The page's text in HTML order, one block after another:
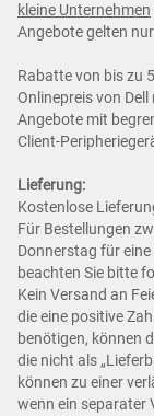
kleine Unternehmen
Angebote gelten
Rabatte von bis zu
Onlinepreis von
Angebote mit
Client-
Lieferung:
Kostenlose
Für Bestellungen
Donnerstag für
beachten Sie bitte
Kein Versand an
die eine positive
benötigen, können
die nicht als
können zu einer
wenn ein separater